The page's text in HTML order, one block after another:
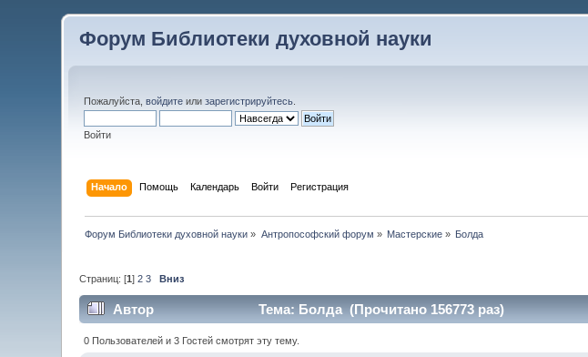
Форум Библиотеки духовной науки
Пожалуйста,войдите илизарегистрируйтесь
Войти
Начало Помощь Календарь Войти Регистрация
Форум Библиотеки духовной науки » Антропософский форум » Мастерские » Болда
Страниц: [1]2 3 Вниз
Автор Тема: Болда (Прочитано 156773 раз)
0 Пользователей и 3 Гостей смотрят эту тему.